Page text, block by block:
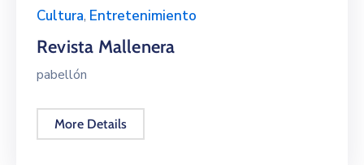
Cultura, Entretenimiento
Revista Mallenera
pabellón
More Details